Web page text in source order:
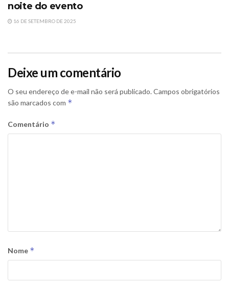
noite do evento
16 DE SETEMBRO DE 2025
Deixe um comentário
O seu endereço de e-mail não será publicado. Campos obrigatórios
são marcados com *
Comentário *
Nome *